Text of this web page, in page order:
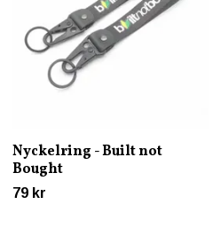
Nyckelring - Built not
Bought
79 kr